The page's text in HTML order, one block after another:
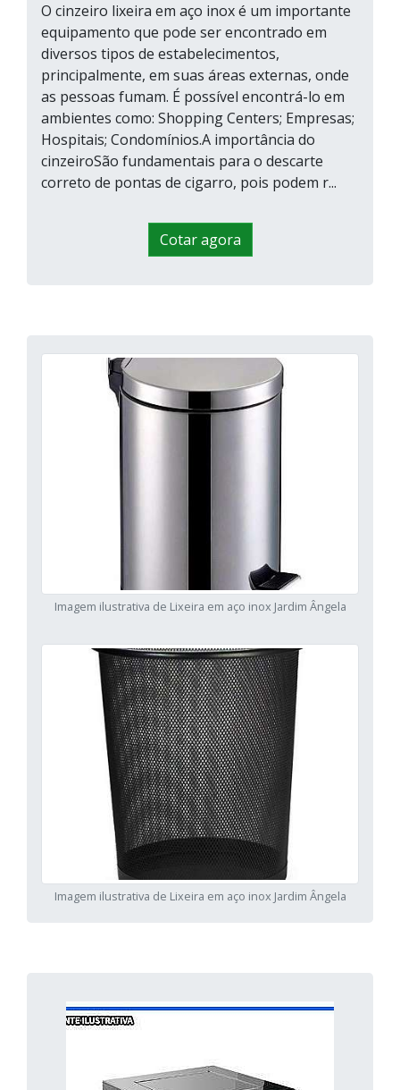
O cinzeiro lixeira em aço inox é um importante
equipamento que pode ser encontrado em
diversos tipos de estabelecimentos,
principalmente, em suas áreas externas, onde
as pessoas fumam. É possível encontrá-lo em
ambientes como: Shopping Centers; Empresas;
Hospitais; Condomínios.A importância do
cinzeiroSão fundamentais para o descarte
correto de pontas de cigarro, pois podem r...
Cotar agora
Imagem ilustrativa de Lixeira em aço inox Jardim Ângela
Imagem ilustrativa de Lixeira em aço inox Jardim Ângela